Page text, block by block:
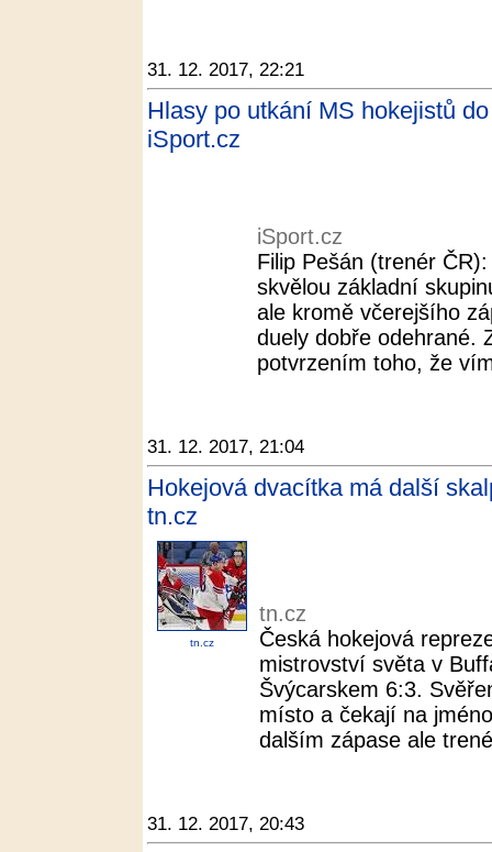
31. 12. 2017, 22:21
Hlasy po utkání MS hokejistů
iSport.cz
iSport.cz
Filip Pešán (trenér
skvělou základní
ale kromě včerejšího
duely dobře odehrané.
potvrzením toho, že
31. 12. 2017, 21:04
Hokejová dvacítka má další
tn.cz
tn.cz
tn.cz
Česká hokejová
mistrovství světa v
Švýcarskem 6:3.
místo a čekají na
dalším zápase ale
31. 12. 2017, 20:43